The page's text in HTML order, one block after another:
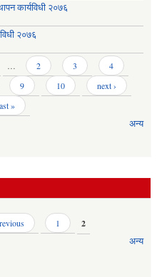
कार्यविधी २०७६
२०७६
… 2 3
4
9 10
next ›
»
अन्य
1
2
अन्य